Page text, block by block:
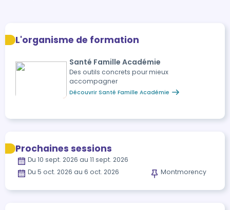
L'organisme de formation
Santé Famille Académie
Des outils concrets pour mieux
accompagner
Découvrir Santé Famille Académie
Prochaines sessions
Du 10 sept. 2026 au 11 sept. 2026
Du 5 oct. 2026 au 6 oct. 2026
Montmorency